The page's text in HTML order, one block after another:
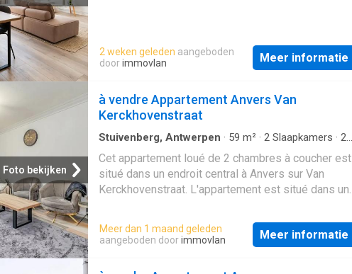
2 weken geleden aangeboden
doorimmovlan Meer informatie
Foto bekijken
à vendre Appartement Anvers Van
Kerckhovenstraat
Stuivenberg, Antwerpen · 59 m² · 2 Slaapkamers · 2
Cet appartement loué de 2 chambres à coucher est
situé dans un endroit central à Anvers sur Van
Kerckhovenstraat. L'appartement est situé dans un
L'emplacement est idéal en termes de commerces
et de transports publics. Le centre-ville, la gare
centrale d'Anvers et le Park Spoor Noord sont à
Meer dan 1 maand geleden
aangeboden doorimmovlan Meer informatie